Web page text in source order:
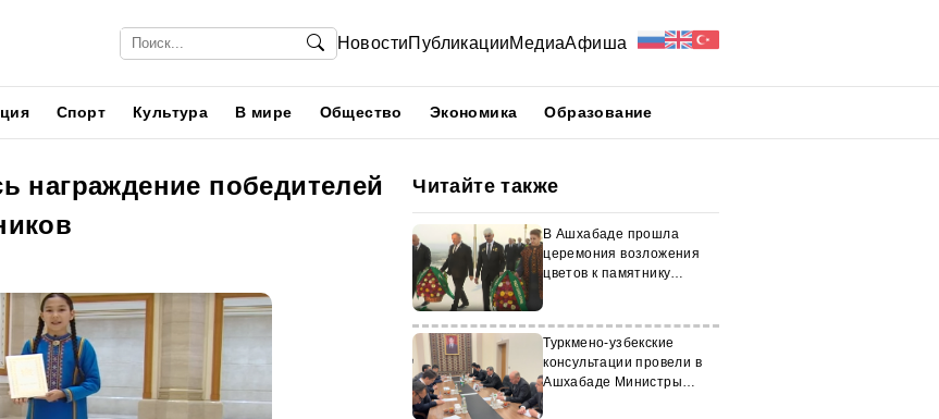
НовостиПубликацииМедиаАфиша
Спорт Культура В мире Общество Экономика Образование
награждение победителей
Читайте также
В Ашхабаде прошла
церемония возложения
цветов к памятнику
Туркмено-узбекские
консультации провели в
Ашхабаде Министры